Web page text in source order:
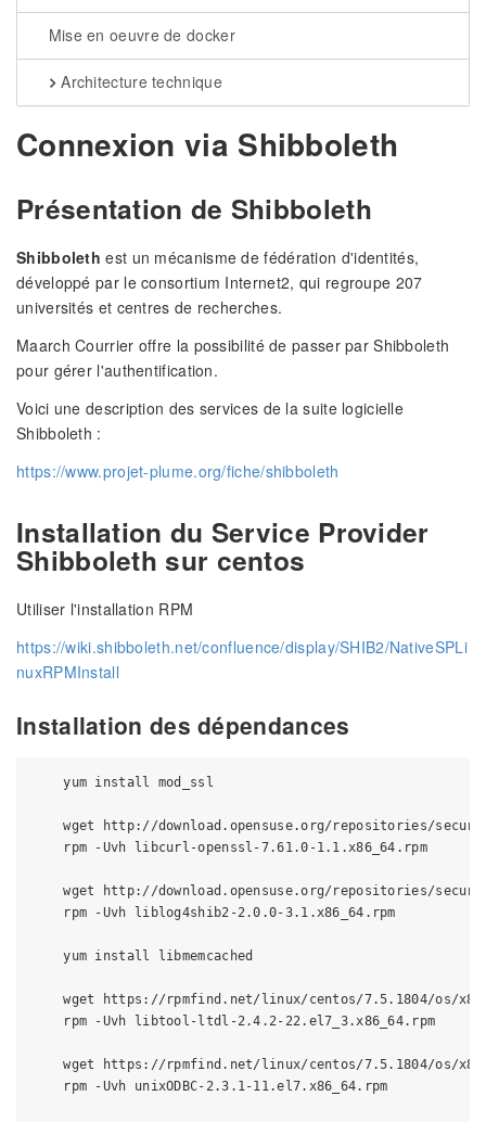
Mise en oeuvre de docker
Architecture technique
Connexion via Shibboleth
Présentation de Shibboleth
Shibboleth est un mécanisme de fédération d'identités,
développé par le consortium Internet2, qui regroupe 207
universités et centres de recherches.
Maarch Courrier offre la possibilité de passer par Shibboleth
pour gérer l'authentification.
Voici une description des services de la suite logicielle
Shibboleth :
https://www.projet-plume.org/fiche/shibboleth
Installation du Service Provider
Shibboleth sur centos
Utiliser l'installation RPM
https://wiki.shibboleth.net/confluence/display/SHIB2/NativeSPLi
nuxRPMInstall
Installation des dépendances
    yum install mod_ssl
wget http://download.opensuse.org/repositories/
    rpm -Uvh libcurl-openssl-7.61.0-1.1.x86_64.rpm
wget http://download.opensuse.org/repositories/
    rpm -Uvh liblog4shib2-2.0.0-3.1.x86_64.rpm
    yum install libmemcached
wget https://rpmfind.net/linux/centos/7.5.1804/os/
    rpm -Uvh libtool-ltdl-2.4.2-22.el7_3.x86_64.rpm
wget https://rpmfind.net/linux/centos/7.5.1804/os/
    rpm -Uvh unixODBC-2.3.1-11.el7.x86_64.rpm